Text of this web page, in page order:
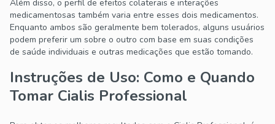
Além disso, o perfil de efeitos colaterais e interações
medicamentosas também varia entre esses dois medicamentos.
Enquanto ambos são geralmente bem tolerados, alguns usuários
podem preferir um sobre o outro com base em suas condições
de saúde individuais e outras medicações que estão tomando.
Instruções de Uso: Como e Quando
Tomar Cialis Professional